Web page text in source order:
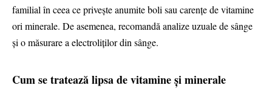
familial în ceea ce privește anumite boli sau carențe de vitamine
ori minerale. De asemenea, recomandă analize uzuale de sânge
și o măsurare a electroliților din sânge.
Cum se tratează lipsa de vitamine și minerale